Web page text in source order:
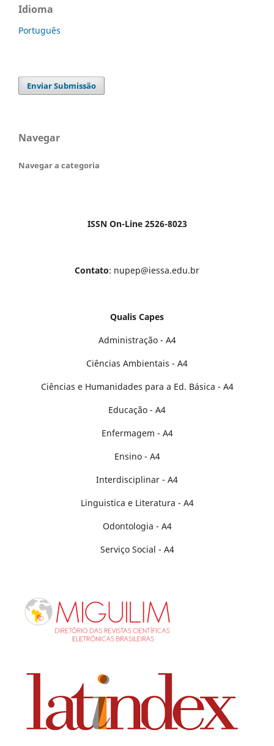
Idioma
Português
Enviar Submissão
Navegar
Navegar a categoria
ISSN On-Line 2526-8023
Contato: nupep@iessa.edu.br
Qualis Capes
Administração - A4
Ciências Ambientais - A4
Ciências e Humanidades para a Ed. Básica - A4
Educação - A4
Enfermagem - A4
Ensino - A4
Interdisciplinar - A4
Linguistica e Literatura - A4
Odontologia - A4
Serviço Social - A4